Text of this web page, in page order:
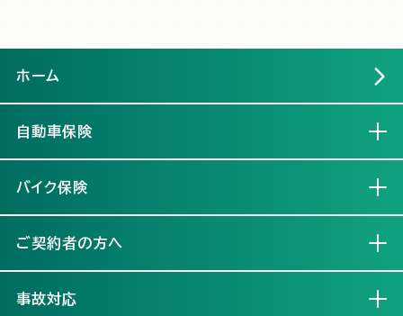
ホーム
自動車保険
バイク保険
ご契約者の方へ
事故対応